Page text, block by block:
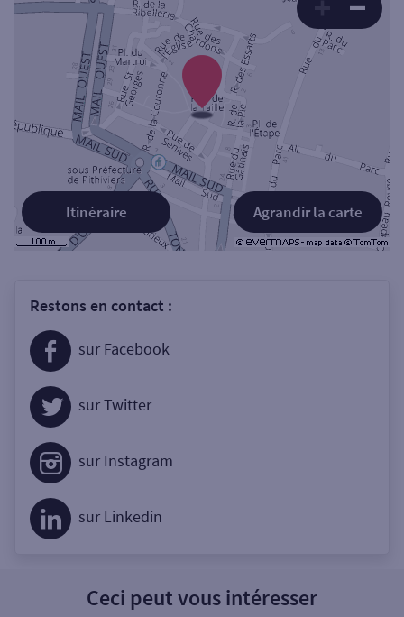
Agrandir la carte
Itinéraire
Restons en contact :
sur Facebook
sur Twitter
sur Instagram
sur Linkedin
Ceci peut vous intéresser